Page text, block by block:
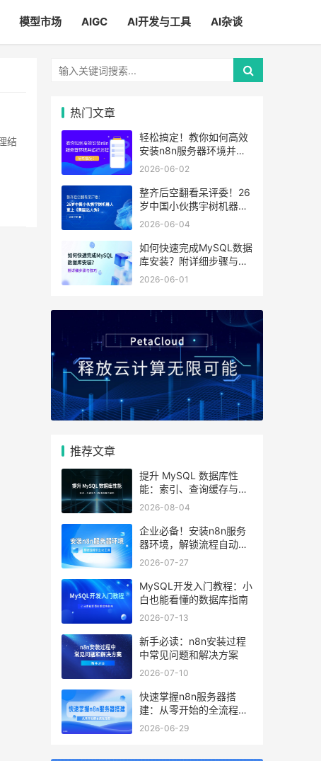
模型市场 AIGC AI开发与工具 AI杂谈
热门文章
轻松搞定！教你如何高效
安装n8n服务器环境并运
行流程
2026-06-02
整齐后空翻看呆评委！26
岁中国小伙携宇树机器人
登上《美国达人秀》
2026-06-04
如何快速完成MySQL数据
库安装？附详细步骤与技
巧
2026-06-01
推荐文章
提升 MySQL 数据库性
能：索引、查询缓存与参
数优化全解析
2026-08-04
企业必备！安装n8n服务
器环境，解锁流程自动化
工具
2026-07-27
MySQL开发入门教程：小
白也能看懂的数据库指南
2026-07-13
新手必读：n8n安装过程
中常见问题和解决方案
2026-07-10
快速掌握n8n服务器搭
建：从零开始的全流程指
南
2026-06-29